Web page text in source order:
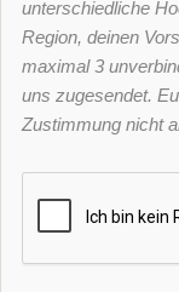
unterschiedliche
Region, deinen
maximal 3
uns zugesendet.
Zustimmung nicht